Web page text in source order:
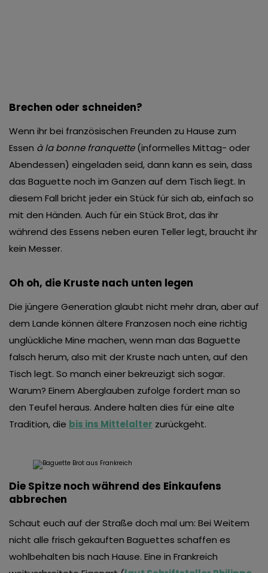
Brechen oder schneiden?
Wenn ihr bei französischen Freunden zu Hause zum
Essen à la bonne franquette(informelles Mittag- oder
Abendessen) eingeladen seid, dann kann es sein, dass
das Baguette noch im Ganzen auf dem Tisch liegt. In
diesem Fall bricht jeder ein Stück für sich ab, einfach so
mit den Händen. Auch für ein Stück Brot, das ihr
während des Essens neben euren Teller legt, braucht ihr
kein Messer.
Oh oh, die Kruste nach unten legen
Die jüngere Generation glaubt nicht mehr dran, aber auf
dem Lande können ältere Franzosen noch eine richtig
unglückliche Mine machen, wenn man das Baguette
falsch herum, also mit der Kruste nach unten, auf den
Tisch legt. So manch einer bekreuzigt sich sogar.
Warum? Einem Aberglauben zufolge fordert man so
den Teufel heraus. Andere halten dies für eine alte
Tradition, die bis ins Mittelalter zurückgeht.
Die Spitze noch während des Einkaufens
abbrechen
Schaut euch auf der Straße doch mal um: Bei Weitem
nicht alle frisch gekauften Baguettes schaffen es
wohlbehalten bis nach Hause. Eine in Frankreich